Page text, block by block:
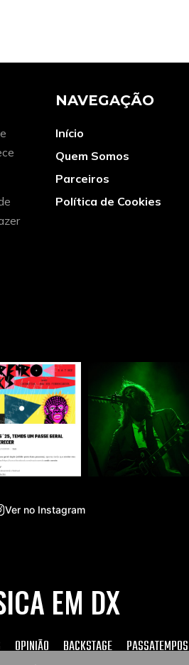
NAVEGAÇÃO
Início
Quem Somos
Parceiros
Política de Cookies
Ver no Instagram
EM DX
OPINIÃO BACKSTAGE PASSATEMPOS